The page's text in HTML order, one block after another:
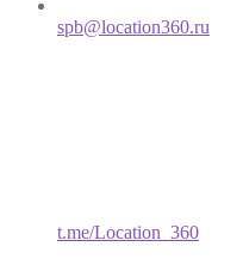
spb@location360.ru
t.me/Location_360